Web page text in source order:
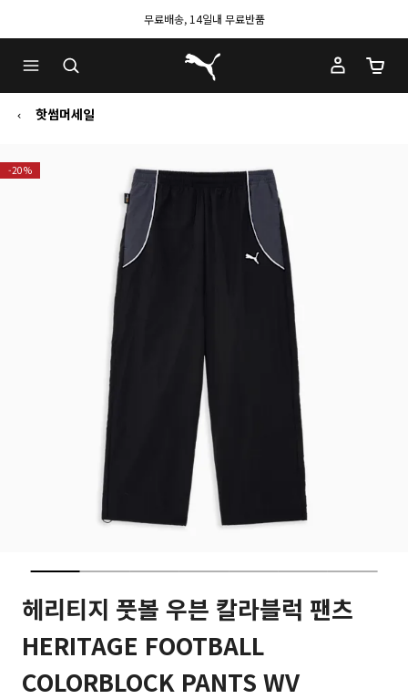
무료배송, 14일내 무료반품
푸마 홈
장바
핫썸머세일
-20%
헤리티지 풋볼 우븐 칼라블럭 팬츠
HERITAGE FOOTBALL
COLORBLOCK PANTS WV